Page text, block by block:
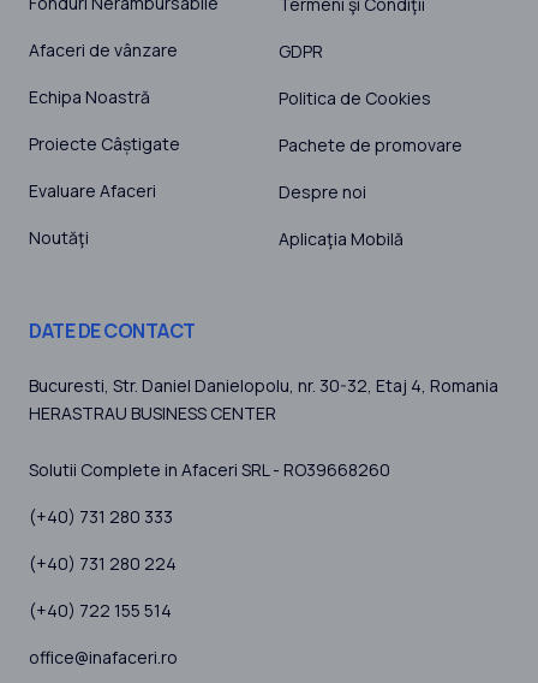
Afaceri de vânzare
Echipa Noastră
Proiecte Câștigate
Evaluare Afaceri
Noutăţi
GDPR
Politica de Cookies
Pachete de promovare
Despre noi
Aplicaţia Mobilă
DATE DE CONTACT
Bucuresti , Str. Daniel Danielopolu, nr. 30-32, Etaj 4, Romania
HERASTRAU BUSINESS CENTER
Solutii Complete in Afaceri SRL - RO39668260
(+40) 731 280 333
(+40) 731 280 224
(+40) 722 155 514
office@inafaceri.ro